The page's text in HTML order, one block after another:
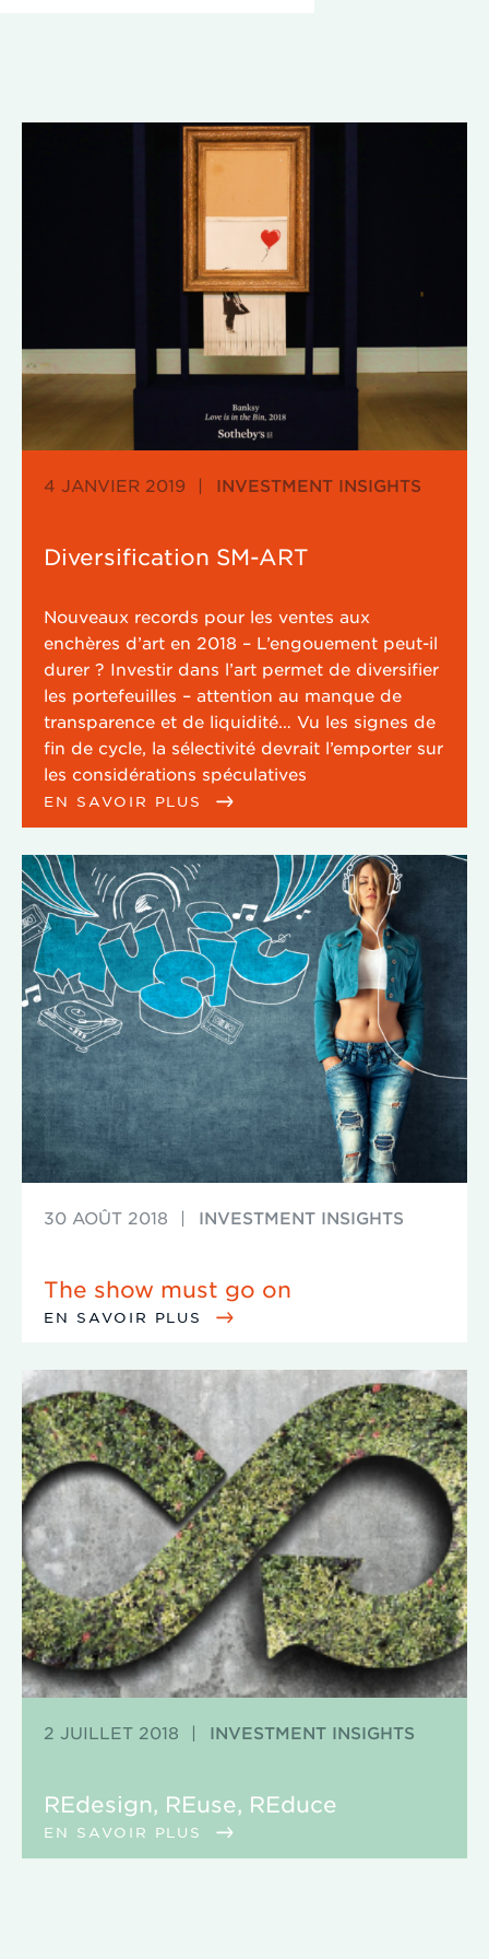
4 JANVIER 2019 | INVESTMENT INSIGHTS
Diversification SM-ART
Nouveaux records pour les ventes aux
enchères d’art en 2018 – L’engouement peut-il
durer ? Investir dans l’art permet de diversifier
les portefeuilles – attention au manque de
transparence et de liquidité… Vu les signes de
fin de cycle, la sélectivité devrait l’emporter sur
les considérations spéculatives
EN SAVOIR PLUS
30 AOÛT 2018 | INVESTMENT INSIGHTS
The show must go on
EN SAVOIR PLUS
2 JUILLET 2018 | INVESTMENT INSIGHTS
REdesign, REuse, REduce
EN SAVOIR PLUS